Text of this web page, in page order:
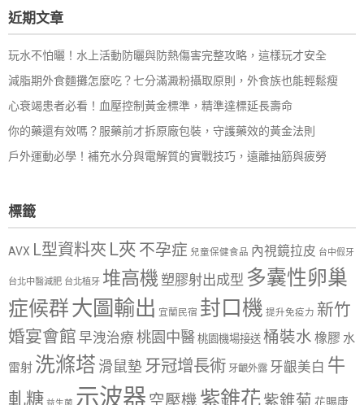
字:
近期文章
玩水不怕曬！水上活動防曬與防熱傷害完整攻略，這樣玩才安全
減脂期外食麵攤怎麼吃？七分滿澱粉攝取原則，外食族也能輕鬆瘦
心衰竭患者必看！血壓控制黃金標準，精準達標延長壽命
你的藥還有效嗎？服藥前才拆原廠包裝，守護藥效的黃金法則
戶外運動必學！補充水分與電解質的實戰技巧，遠離抽筋與疲勞
標籤
AVX L型資料夾 L夾 不孕症 兒童保健食品 內視鏡拉皮 台中假牙
台北中醫減肥 台北植牙 堆高機塑膠射出成型 多囊性卵巢
症候群大圖輸出 宜蘭民宿 封口機 提升免疫力 新竹
婚宴會館 早洩治療 桃園中醫 桃園機場接送 桶裝水 橡膠 水
雷射 洗滌塔 滑鼠墊 牙冠增長術 牙齦外露 牙齦美白 牛
軋糖 益生菌 示波器 空壓機 紫錐花紫錐菊 花賜康